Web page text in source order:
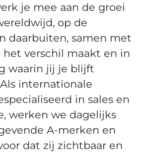
je mee aan de groei
op de
daarbuiten, samen met
verschil maakt en in
waarin jij je blijft
internationale
in sales en
werken we dagelijks
A-merken en
dat zij zichtbaar en